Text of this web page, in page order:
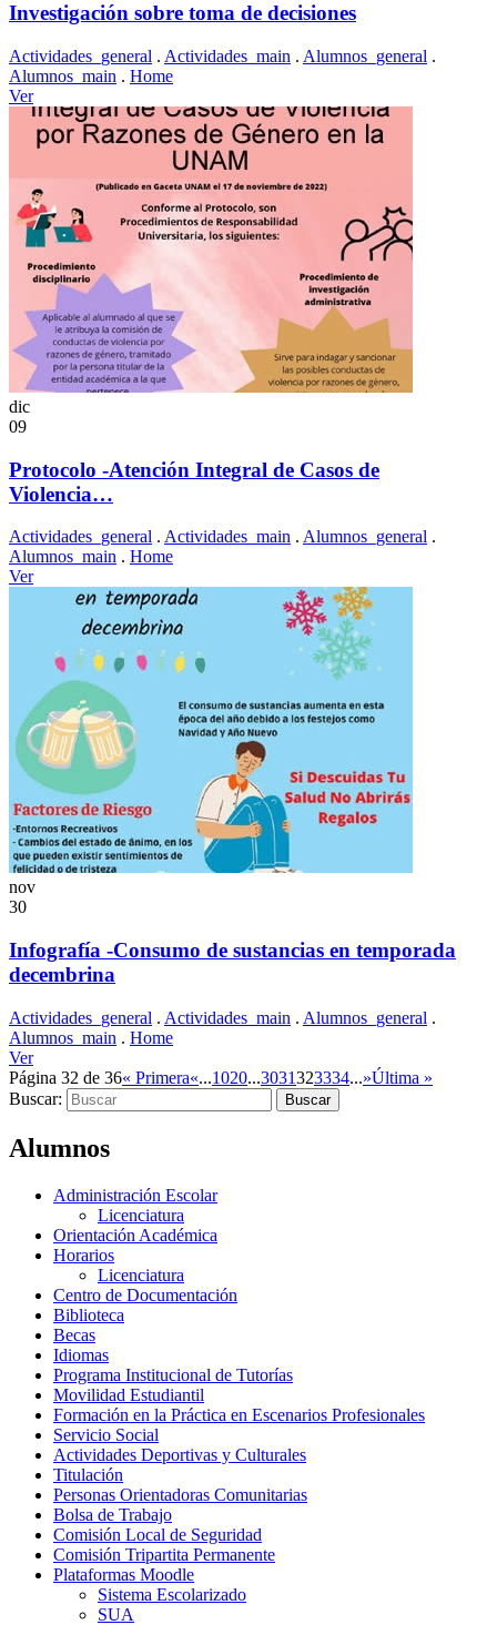
Investigación sobre toma de decisiones
Actividades_general . Actividades_main . Alumnos_general .
Alumnos_main . Home
Ver
dic
09
Protocolo -Atención Integral de Casos de
Violencia…
Actividades_general . Actividades_main . Alumnos_general .
Alumnos_main . Home
Ver
nov
30
Infografía -Consumo de sustancias en temporada
decembrina
Actividades_general . Actividades_main . Alumnos_general .
Alumnos_main . Home
Ver
Página 32 de 36« Primera«...1020...3031323334...»Última »
Buscar:
Alumnos
Administración Escolar
Licenciatura
Orientación Académica
Horarios
Licenciatura
Centro de Documentación
Biblioteca
Becas
Idiomas
Programa Institucional de Tutorías
Movilidad Estudiantil
Formación en la Práctica en Escenarios Profesionales
Servicio Social
Actividades Deportivas y Culturales
Titulación
Personas Orientadoras Comunitarias
Bolsa de Trabajo
Comisión Local de Seguridad
Comisión Tripartita Permanente
Plataformas Moodle
Sistema Escolarizado
SUA